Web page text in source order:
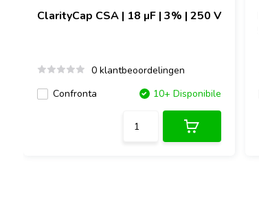
ClarityCap CSA | 18 µF | 3% | 250 V
0 klantbeoordelingen
Confronta
10+ Disponibile